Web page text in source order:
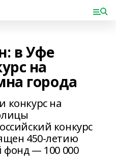
в Уфе
на
города
конкурс на
конкурс
450-летию
фонд — 100 000